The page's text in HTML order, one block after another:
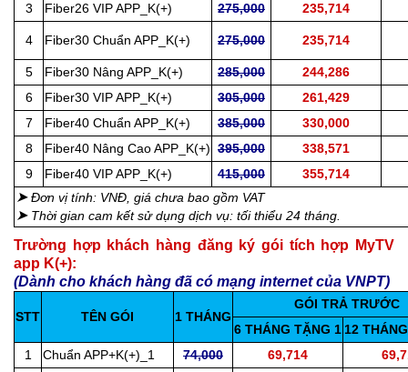
3
Fiber26 VIP APP_K(+) 275,000 235,714
4 Fiber30 Chuẩn APP_K(+) 275,000 235,714
5 Fiber30 Nâng APP_K(+) 285,000
244,286
6
Fiber30 VIP APP_K(+) 305,000
261,429
7
Fiber40 Chuẩn APP_K(+) 385,000
330,000
8
Fiber40 Nâng Cao APP_K(+) 395,000
338,571
9
Fiber40 VIP APP_K(+) 415,000 355,714
➤Đơn vị tính: VNĐ, giá chưa bao gồm VAT
➤ Thời gian cam kết sử dụng dịch vụ: tối thiểu 24 tháng.
Trường hợp khách hàng đăng ký gói tích hợp MyTV
app K(+):
(Dành cho khách hàng đã có mạng internet của VNPT)
STT TÊN GÓI 1 THÁNG
GÓI TRẢ TRƯỚC
6 THÁNG TẶNG 112
1
Chuẩn APP+K(+)_1 74,000 69,714